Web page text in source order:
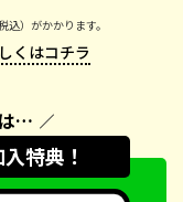
）がかかります。
くはコチラ
…
特典！